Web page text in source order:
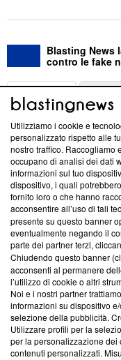
Blasting News
contro le fake
ABOUT
Questa sezione offre
News, sui nostri
creare news di qualità.
‘Trust Project - News
ancora membro del
parte; Trust Project
conformità agli
Su di noi
Team editoriale
Corporate
Redazione
Informativa Privacy
Utilizziamo i cookie e
personalizzato rispetto alle
nostro traffico. Raccogliamo
occupano di analisi dei dati
informazioni sul tuo
dispositivo, i quali
fornito loro o che hanno
acconsentire all’uso di tali
presente su questo banner
eventualmente negando il
parte dei partner terzi,
Chiudendo questo banner
acconsenti al permanere
l’utilizzo di cookie o altri
Noi e i nostri partner
informazioni su dispositivo
selezione della pubblicità.
Utilizzare profili per la
per la personalizzazione dei
contenuti personalizzati.